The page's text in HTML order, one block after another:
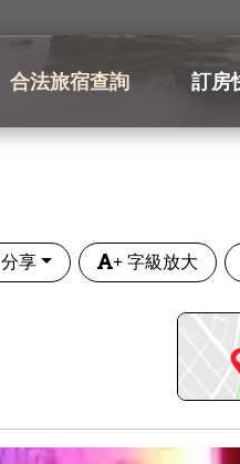
合法旅宿查詢 訂房
分享 + 字級放大